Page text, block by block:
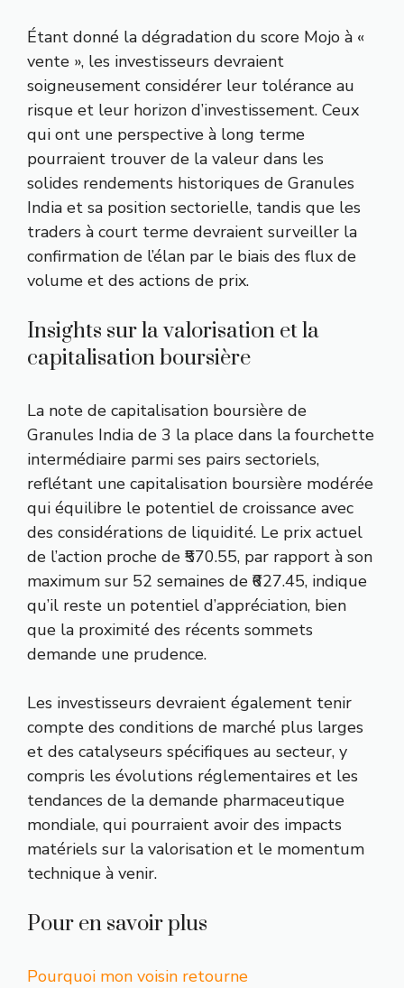
Étant donné la dégradation du score Mojo à «
vente », les investisseurs devraient
soigneusement considérer leur tolérance au
risque et leur horizon d’investissement. Ceux
qui ont une perspective à long terme
pourraient trouver de la valeur dans les
solides rendements historiques de Granules
India et sa position sectorielle, tandis que les
traders à court terme devraient surveiller la
confirmation de l’élan par le biais des flux de
volume et des actions de prix.
Insights sur la valorisation et la
capitalisation boursière
La note de capitalisation boursière de
Granules India de 3 la place dans la fourchette
intermédiaire parmi ses pairs sectoriels,
reflétant une capitalisation boursière modérée
qui équilibre le potentiel de croissance avec
des considérations de liquidité. Le prix actuel
de l’action proche de ₹570.55, par rapport à son
maximum sur 52 semaines de ₹627.45, indique
qu’il reste un potentiel d’appréciation, bien
que la proximité des récents sommets
demande une prudence.
Les investisseurs devraient également tenir
compte des conditions de marché plus larges
et des catalyseurs spécifiques au secteur, y
compris les évolutions réglementaires et les
tendances de la demande pharmaceutique
mondiale, qui pourraient avoir des impacts
matériels sur la valorisation et le momentum
technique à venir.
Pour en savoir plus
Pourquoi mon voisin retourne